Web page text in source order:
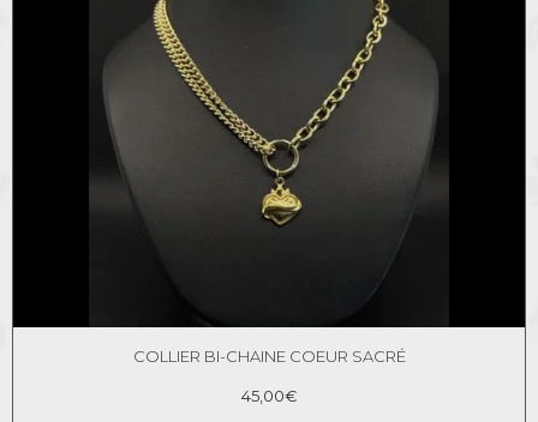
COLLIER BI-CHAINE COEUR SACRÉ
45,00€